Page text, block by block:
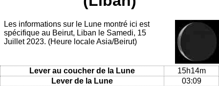
Les informations sur le Lune montré ici est
spécifique au Beirut, Liban le Samedi, 15
Juillet 2023. (Heure locale Asia/Beirut)
Lever au coucher de la Lune
15h14m
Lever de la Lune
03:09